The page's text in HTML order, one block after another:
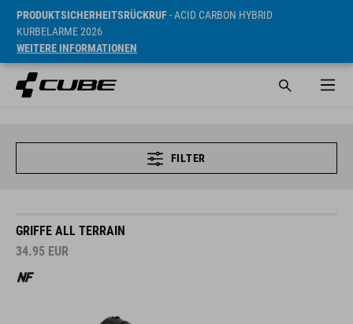
PRODUKTSICHERHEITSRÜCKRUF- ACID CARBON HYBRID
KURBELARME 2026
WEITERE INFORMATIONEN
FILTER
GRIFFE ALL TERRAIN
34.95 EUR